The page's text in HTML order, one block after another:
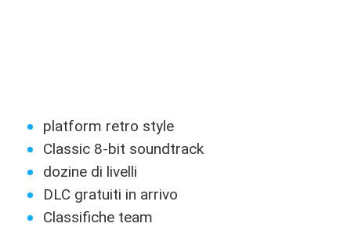
platform retro style
Classic 8-bit soundtrack
dozine di livelli
DLC gratuiti in arrivo
Classifiche team